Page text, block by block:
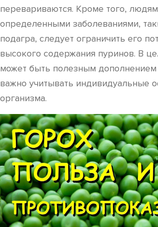
перевариваются. Кроме того,
определенными заболеваниями,
подагра, следует ограничить его
высокого содержания пуринов. В
может быть полезным дополнением
важно учитывать индивидуальные
организма.